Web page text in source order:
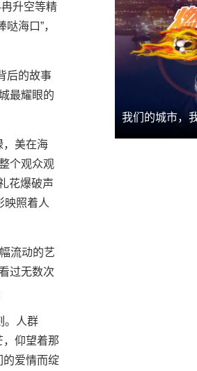
冉升空等精
海口”，
后的故事
最耀眼的
，美在海
个观众观
花爆破声
映照着人
流动的艺
过无数次
。人群
仰望着那
的爱情而绽